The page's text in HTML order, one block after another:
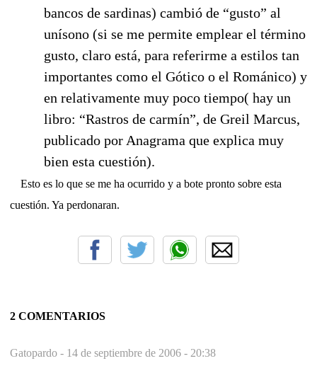
bancos de sardinas) cambió de “gusto” al
unísono (si se me permite emplear el término
gusto, claro está, para referirme a estilos tan
importantes como el Gótico o el Románico) y
en relativamente muy poco tiempo( hay un
libro: “Rastros de carmín”, de Greil Marcus,
publicado por Anagrama que explica muy
bien esta cuestión).
Esto es lo que se me ha ocurrido y a bote pronto sobre esta
cuestión. Ya perdonaran.
2 COMENTARIOS
Gatopardo - 14 de septiembre de 2006 - 20:38